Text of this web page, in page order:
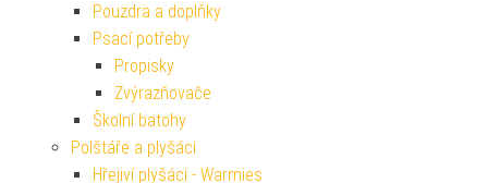
Pouzdra a doplňky
Psací potřeby
Propisky
Zvýrazňovače
Školní batohy
Polštáře a plyšáci
Hřejiví plyšáci - Warmies